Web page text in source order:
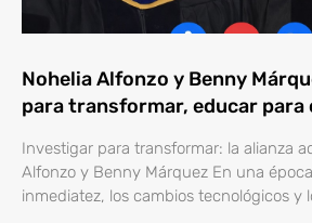
Nohelia Alfonzo y Benny
para transformar, educar
Investigar para transformar: la alianza
Alfonzo y Benny Márquez En una
inmediatez, los cambios tecnológicos y